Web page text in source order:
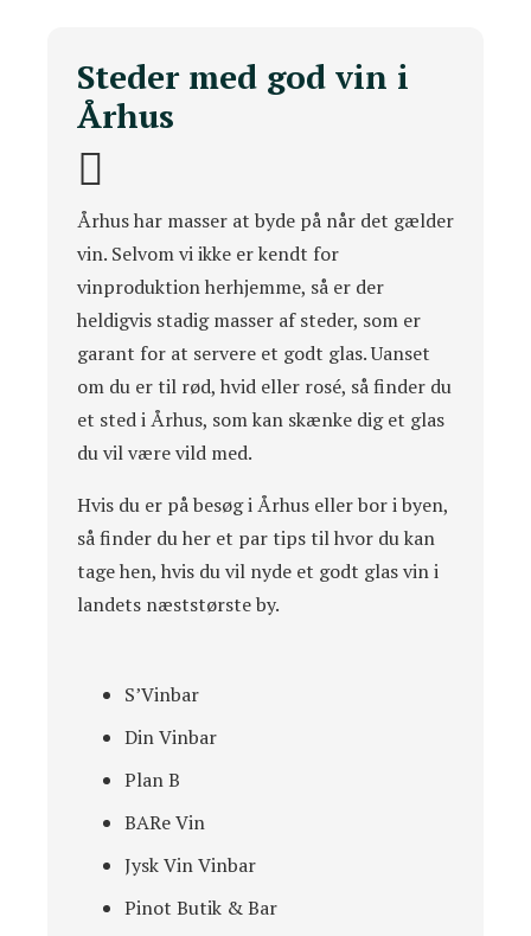
Steder med god vin i
Århus
Århus har masser at byde på når det gælder
vin. Selvom vi ikke er kendt for
vinproduktion herhjemme, så er der
heldigvis stadig masser af steder, som er
garant for at servere et godt glas. Uanset
om du er til rød, hvid eller rosé, så finder du
et sted i Århus, som kan skænke dig et glas
du vil være vild med.
Hvis du er på besøg i Århus eller bor i byen,
så finder du her et par tips til hvor du kan
tage hen, hvis du vil nyde et godt glas vin i
landets næststørste by.
S’Vinbar
Din Vinbar
Plan B
BARe Vin
Jysk Vin Vinbar
Pinot Butik & Bar